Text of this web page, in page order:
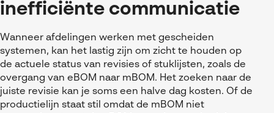
inefficiënte communicatie
Wanneer afdelingen werken met gescheiden
systemen, kan het lastig zijn om zicht te houden op
de actuele status van revisies of stuklijsten, zoals de
overgang van eBOM naar mBOM. Het zoeken naar de
juiste revisie kan je soms een halve dag kosten. Of de
productielijn staat stil omdat de mBOM niet